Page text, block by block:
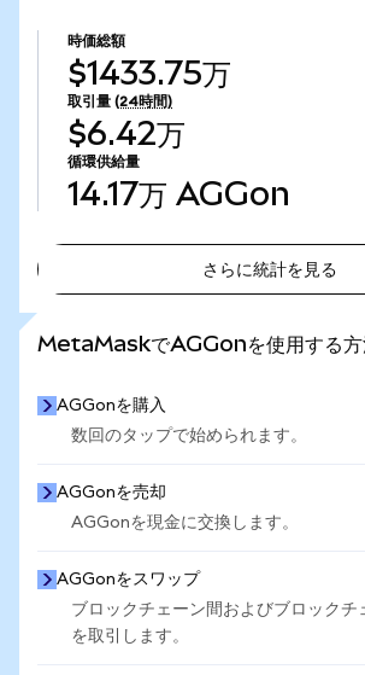
時価総額
$1433.75万
取引量 (24時間)
$6.42万
循環供給量
14.17万 AGGon
さらに統計を見る
MetaMaskでAGGonを使用する方
AGGonを購入
数回のタップで始められます。
AGGonを売却
AGGonを現金に交換します。
AGGonをスワップ
ブロックチェーン間およびブロックチ
を取引します。